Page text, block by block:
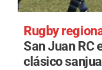
Rugby
San Juan RC
clásico